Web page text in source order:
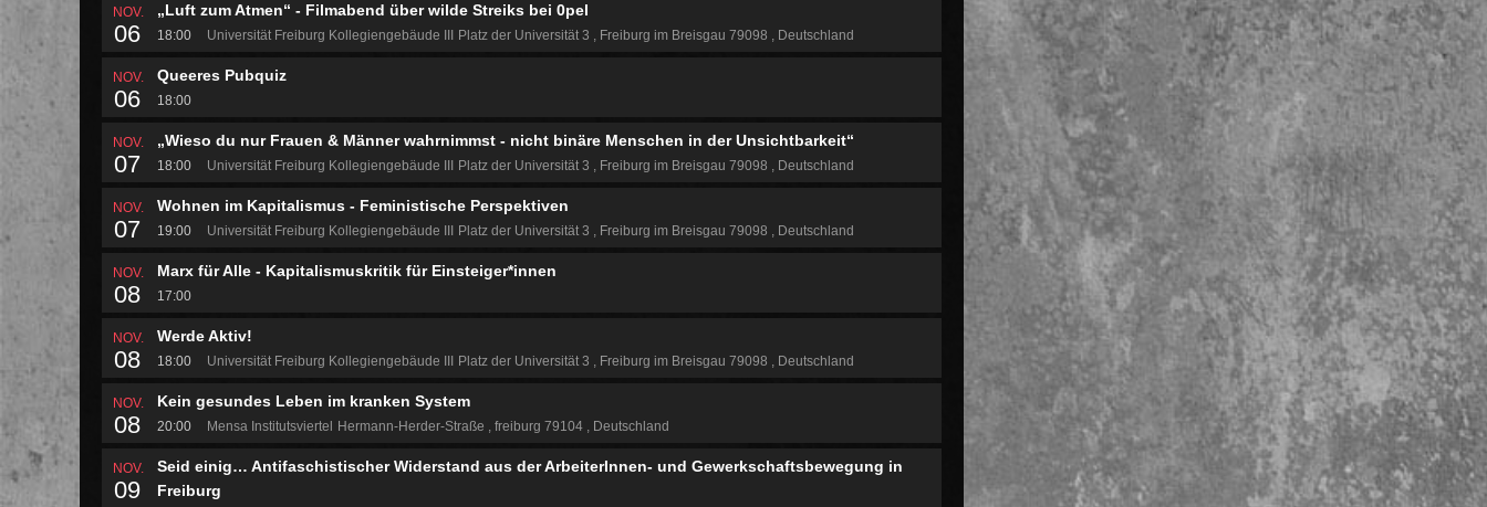
NOV.
06
„Luft zum Atmen“ - Filmabend über wilde Streiks bei 0pel
18:00 Universität Freiburg Kollegiengebäude III Platz der Universität 3 Freiburg im Breisgau 79098 Deutschland
NOV.
06
Queeres Pubquiz
18:00
NOV.
07
„Wieso du nur Frauen & Männer wahrnimmst - nicht binäre Menschen in der Unsichtbarkeit“
18:00 Universität Freiburg Kollegiengebäude III Platz der Universität 3 Freiburg im Breisgau 79098 Deutschland
NOV.
07
Wohnen im Kapitalismus - Feministische Perspektiven
19:00 Universität Freiburg Kollegiengebäude III Platz der Universität 3 Freiburg im Breisgau 79098 Deutschland
NOV.
08
Marx für Alle - Kapitalismuskritik für Einsteiger*innen
17:00
NOV.
08
Werde Aktiv!
18:00 Universität Freiburg Kollegiengebäude III Platz der Universität 3 Freiburg im Breisgau 79098 Deutschland
NOV.
08
Kein gesundes Leben im kranken System
20:00 Mensa Institutsviertel Hermann-Herder-Straße freiburg 79104 Deutschland
NOV.
09
Seid einig… Antifaschistischer Widerstand aus der ArbeiterInnen- und Gewerkschaftsbewegung in
Freiburg